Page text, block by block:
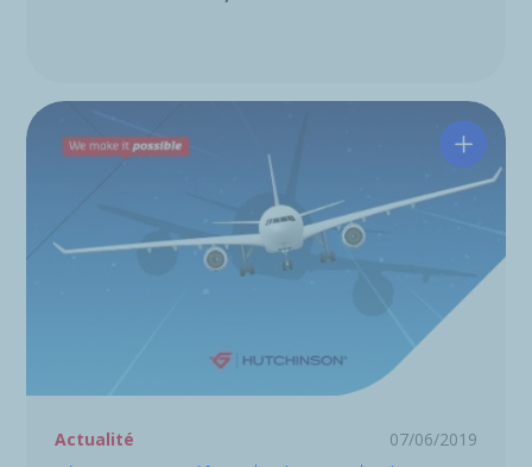
Actualité
07/06/2019